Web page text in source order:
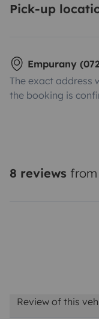
Pick-up
Empurany
The exact address
the booking is
8 reviews
Review of this